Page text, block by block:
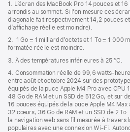
de
page
une
1. L’écran des MacBook Pro 14 pouces et
arrondis au sommet. Si l’on mesure ces
diagonale fait respectivement 14,2 pouces
d’affichage réelle est moindre).
2. 1 Go = 1 milliard d’octets et 1 To = 1 000
formatée réelle est moindre.
3. À des températures inférieures à 25 °C.
4. Consommation réelle de 99,6
entre août et octobre 2024 sur des
équipés de la puce Apple M4 Pro avec
48 Go de RAM et un SSD de 512 Go, et sur
16 pouces équipés de la puce Apple M4
32 cœurs, 36 Go de RAM et un SSD de 2
la navigation web sans fil mesurée à travers
populaires avec une connexion Wi-Fi.